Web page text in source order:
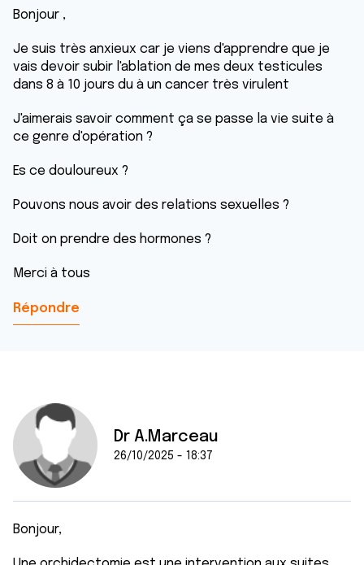
Bonjour ,
Je suis très anxieux car je viens d'apprendre que je
vais devoir subir l'ablation de mes deux testicules
dans 8 à 10 jours du à un cancer très virulent
J'aimerais savoir comment ça se passe la vie suite à
ce genre d'opération ?
Es ce douloureux ?
Pouvons nous avoir des relations sexuelles ?
Doit on prendre des hormones ?
Merci à tous
Répondre
Dr A.Marceau
26/10/2025 - 18:37
Bonjour,